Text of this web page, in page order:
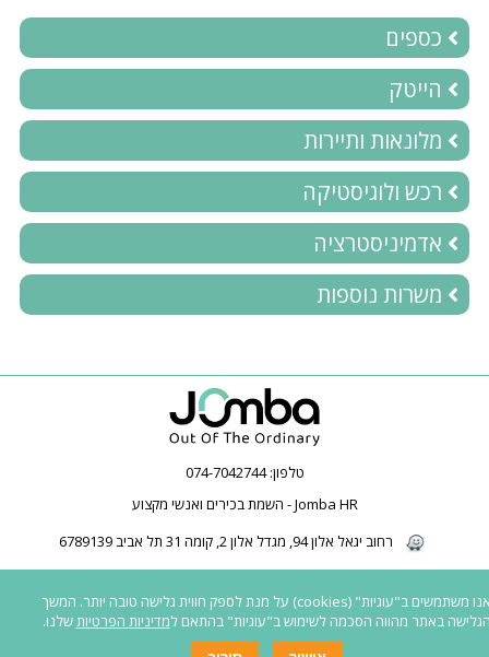
כספים
הייטק
מלונאות ותיירות
רכש ולוגיסטיקה
אדמיניסטרציה
משרות נוספות
טלפון:074-7042744
Jomba HR - השמת בכירים ואנשי מקצוע
רחוב יגאל אלון 94, מגדל אלון 2, קומה 31 תל אביב 6789139
2026 © כל הזכויות שמורות ל-Jomba HR | חברת השמה | השמת בכירים | השמת
פיננסים | |כל המשרות באתר פונות לגברים ונשים כאחד|נגישות לאנשים עם
תנאי שימוש ומדיניות פרטיות
אנו משתמשים ב"עוגיות" (cookies) על מנת לספק חווית גלישה טובה יותר. המשך
באתר מהווה הסכמה לשימוש ב"עוגיות" בהתאם למדיניות הפרטיותשלנו.